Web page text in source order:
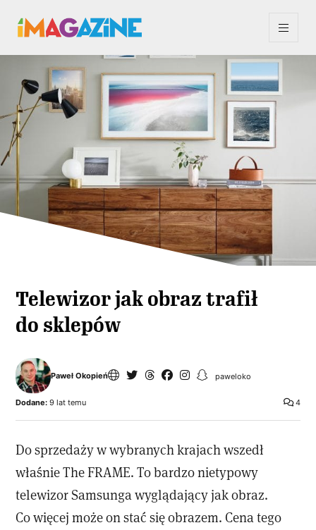
Telewizor jak obraz trafił
do sklepów
Paweł Okopień paweloko
4
Dodane: 9 lat temu
Do sprzedaży w wybranych krajach wszedł
właśnie The FRAME. To bardzo nietypowy
telewizor Samsunga wyglądający jak obraz.
Co więcej może on stać się obrazem. Cena tego